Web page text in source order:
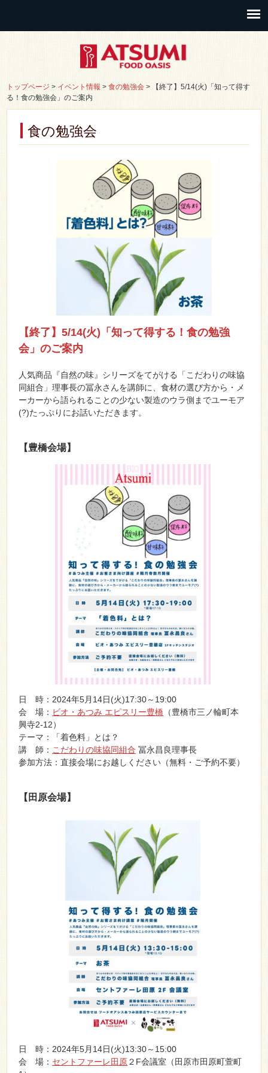
トップページ > イベント情報 >食の勉強会 >
【終了】5/14(火)「知って得す
る！食の勉強会」のご案内
食の勉強会
【終了】5/14(火)「知って得する！食の勉強
会」のご案内
人気商品『自然の味』シリーズをてがける「こだわりの味協
同組合」理事長の冨永さんを講師に、食材の選び方から・メ
ーカーから語られることの少ない製造のウラ側までユーモア
(?)たっぷりにお話いただきます。
【豊橋会場】
日 時：2024年5月14日(火)17:30～19:00
会 場： ビオ・あつみ エピスリー豊橋 （豊橋市三ノ輪町本
興寺2-12）
テーマ：「着色料」とは？
講 師： こだわりの味協同組合 冨永昌良理事長
参加方法：直接会場にお越しください（無料・ご予約不要）
【田原会場】
日 時：2024年5月14日(火)13:30～15:00
会 場： セントファーレ田原２F会議室（田原市田原町萱町